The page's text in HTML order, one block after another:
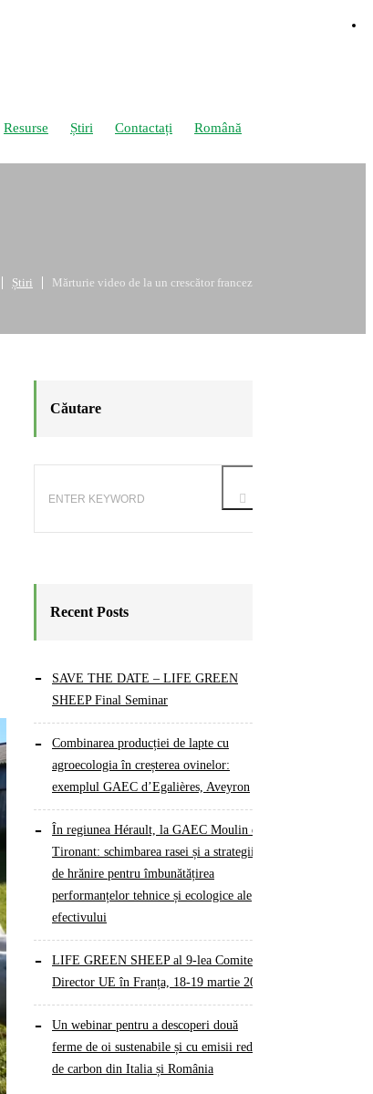
Resurse Știri Contactați Română
Știri Mărturie video de la un crescător francez
Căutare
Recent Posts
SAVE THE DATE – LIFE GREEN
SHEEP Final Seminar
Combinarea producției de lapte cu
agroecologia în creșterea ovinelor:
exemplul GAEC d’Egalières, Aveyron
În regiunea Hérault, la GAEC Moulin du
Tironant: schimbarea rasei și a strategiilor
de hrănire pentru îmbunătățirea
performanțelor tehnice și ecologice ale
efectivului
LIFE GREEN SHEEP al 9-lea Comitet
Director UE în Franța, 18-19 martie 2026
Un webinar pentru a descoperi două
ferme de oi sustenabile și cu emisii reduse
de carbon din Italia și România